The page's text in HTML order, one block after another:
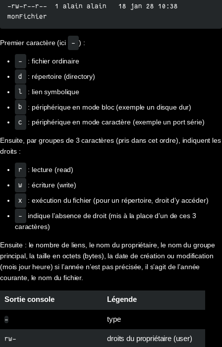
-rw-r--r--  1 alain alain   18 jan 28 10:38
monFichier
Premier caractère (ici - ) :
- : fichier ordinaire
d : répertoire (directory)
l : lien symbolique
b : périphérique en mode bloc (exemple un disque dur)
c : périphérique en mode caractère (exemple un port série)
Ensuite, par groupes de 3 caractères (pris dans cet ordre), indiquent les
droits :
r : lecture (read)
w : écriture (write)
x : exécution du fichier (pour un répertoire, droit d’y accéder)
-
indique l’absence de droit (mis à la place d’un de ces 3
caractères)
Ensuite : le nombre de liens, le nom du propriétaire, le nom du groupe
principal, la taille en octets (bytes), la date de création ou modification
(mois jour heure) si l’année n’est pas précisée, il s’agit de l’année
courante, le nom du fichier.
Sortie console Légende
- type
rw- droits du propriétaire (user)